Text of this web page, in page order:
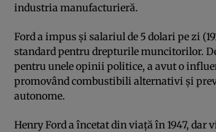
industria manufacturieră.
Ford a impus și salariul de 5 dolari pe zi
standard pentru drepturile muncitorilor.
pentru unele opinii politice, a avut o
promovând combustibili alternativi și
autonome.
Henry Ford a încetat din viață în 1947, dar